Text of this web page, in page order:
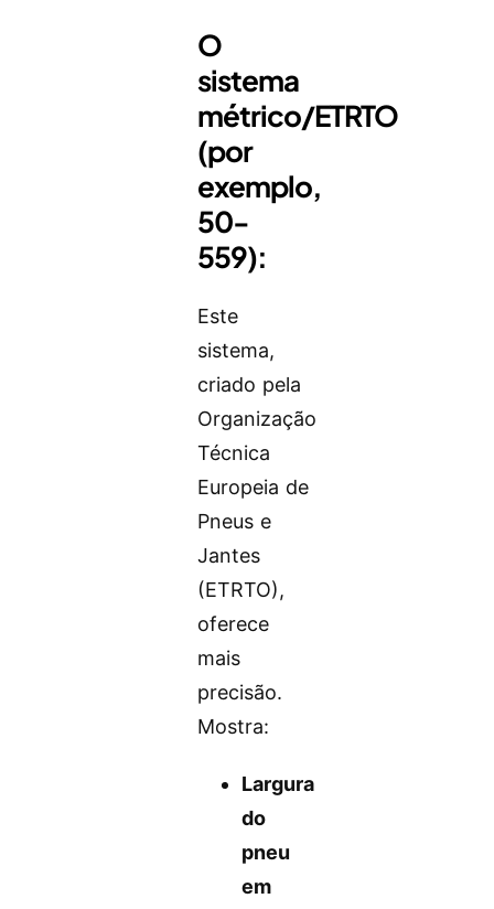
O
sistema
métrico/ETRTO
(por
exemplo,
50-
559):
Este
sistema,
criado pela
Organização
Técnica
Europeia de
Pneus e
Jantes
(ETRTO),
oferece
mais
precisão.
Mostra:
Largura
do
pneu
em